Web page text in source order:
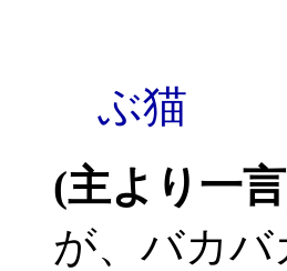
これ
ぶ猫
(主より一
が、バカ